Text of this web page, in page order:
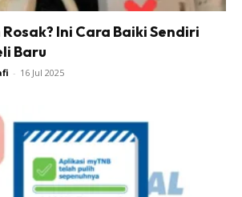
Ini Cara Baiki Sendiri
Baru
- 16 Jul 2025